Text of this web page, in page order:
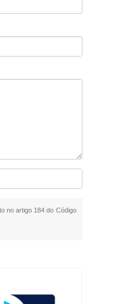
no artigo 184 do Código